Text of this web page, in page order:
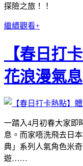
探險之旅！！
繼續觀看+
【春日打
花浪漫氣息
一踏入4月初春大家即
息。而家唔洗飛去日
典」系列人氣角色米
遊……